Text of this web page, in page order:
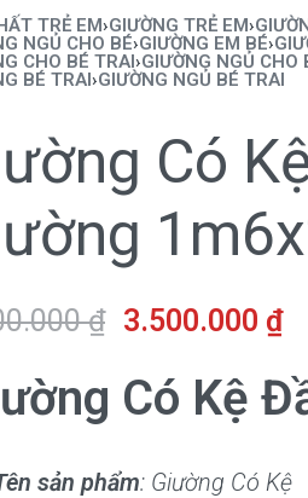
TRẺ EM›GIƯỜNG TRẺ EM›
NGỦ CHO BÉ›GIƯỜNG EM BÉ›
CHO BÉ TRAI›GIƯỜNG NGỦ CHO
BÉ TRAI›GIƯỜNG NGỦ BÉ TRAI
Có
₫ 3.500.000 ₫
Có Kệ
sản phẩm: Giường Có Kệ